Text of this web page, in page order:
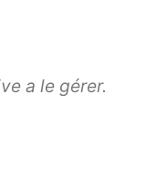
a le gérer.